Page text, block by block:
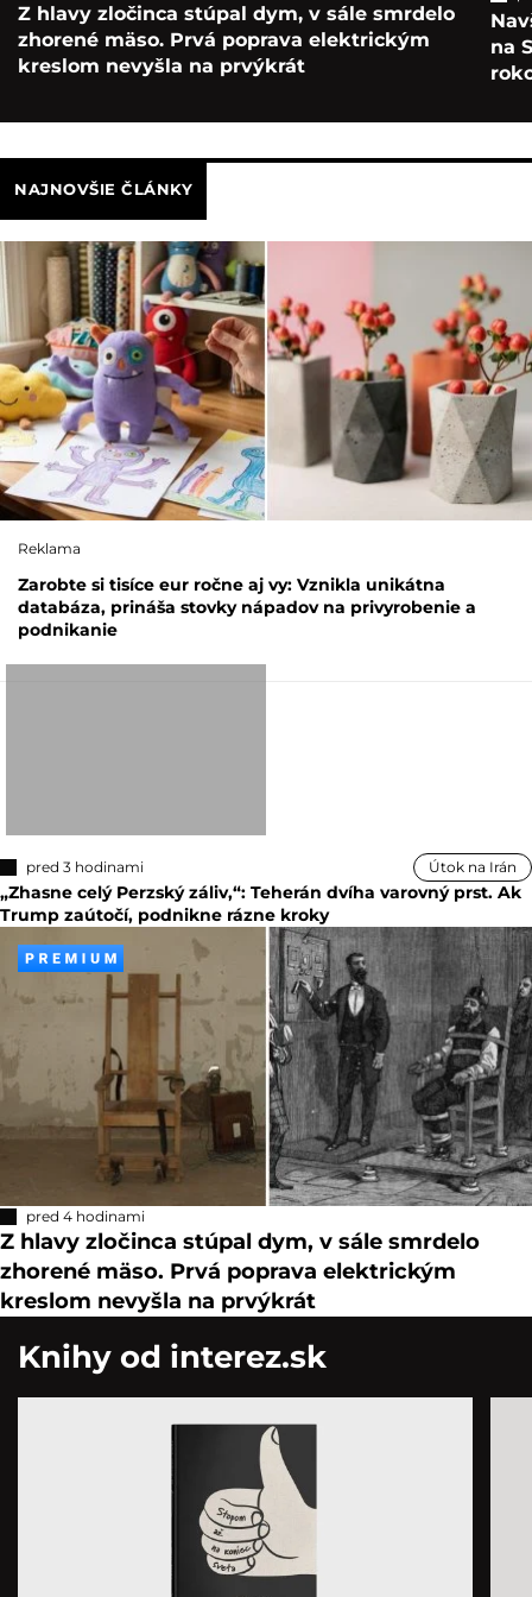
Z hlavy zločinca stúpal dym, v sále smrdelo
zhorené mäso. Prvá poprava elektrickým
kreslom nevyšla na prvýkrát
na
NAJNOVŠIE ČLÁNKY
Reklama
Zarobte si tisíce eur ročne aj vy: Vznikla unikátna
databáza, prináša stovky nápadov na privyrobenie a
podnikanie
pred 3 hodinami Útok na Irán
„Zhasne celý Perzský záliv,“: Teherán dvíha varovný prst. Ak
Trump zaútočí, podnikne rázne kroky
pred 4 hodinami
Z hlavy zločinca stúpal dym, v sále smrdelo
zhorené mäso. Prvá poprava elektrickým
kreslom nevyšla na prvýkrát
Knihy od interez.sk